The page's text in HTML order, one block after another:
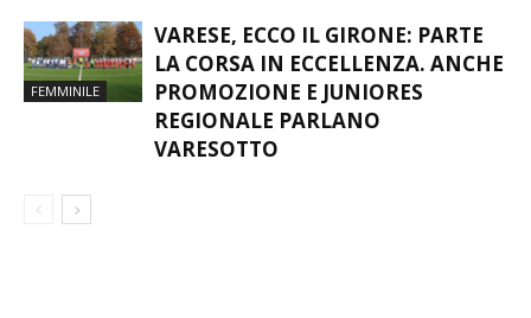
FEMMINILE
VARESE, ECCO IL GIRONE: PARTE
LA CORSA IN ECCELLENZA. ANCHE
PROMOZIONE E JUNIORES
REGIONALE PARLANO
VARESOTTO